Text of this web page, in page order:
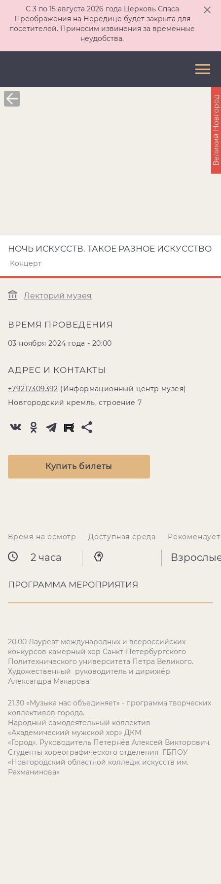
С 3 по 15 августа 2026 года Церковь Спаса
Преображения на Нередице будет закрыта для
посетителей. Приносим извинения за временные
неудобства.
НОЧЬ ИСКУССТВ. ТАКОЕ РАЗНОЕ ИСКУССТВО
Концерт
Лекторий музея
ВРЕМЯ ПРОВЕДЕНИЯ
03 ноября 2024 года - 20:00
АДРЕС И КОНТАКТЫ
+79217309392 (Информационный центр музея)
Новгородский кремль, строение 7
Купить билеты
Великий Новгород
Время на осмотр
2 часа
Доступная среда
ПРОГРАММА МЕРОПРИЯТИЯ
20.00 Лауреат международных и всероссийских
конкурсов камерный хор Санкт-Петербургского
Политехнического университета Петра Великого.
Художественный руководитель и дирижёр
Александра Макарова.
21.30 «Музыка нас объединяет» - программа творческих
коллективов города.
Народный самодеятельный коллектив
«Академический мужской хор» ДКМ
«Город». Руководитель Петернёв Алексей Викторович.
Студенты хореографического отделения ГБПОУ
«Новгородский областной колледж искусств им.
Рахманинова»